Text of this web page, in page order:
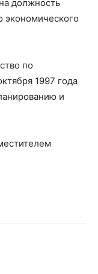
должность
экономического
по
1997 года
и